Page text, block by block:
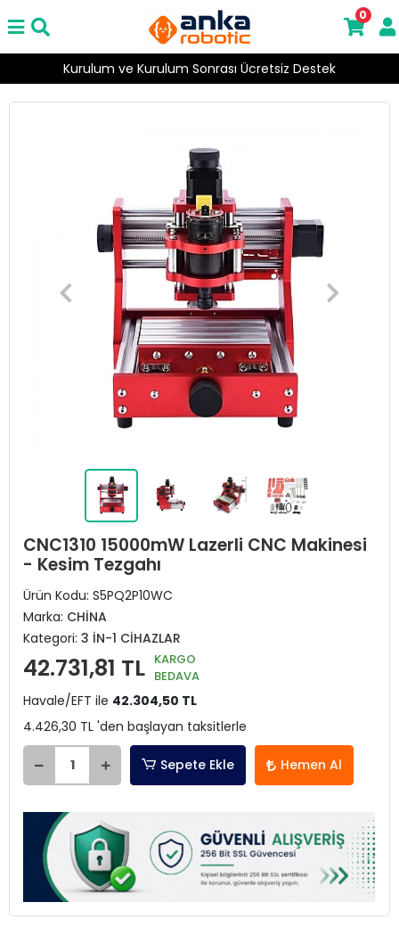
Kurulum ve Kurulum Sonrası Ücretsiz Destek
0
CNC1310 15000mW Lazerli CNC Makinesi
- Kesim Tezgahı
Ürün Kodu: S5PQ2P10WC
Marka: CHİNA
Kategori: 3 İN-1 CİHAZLAR
42.731,81 TL KARGO
BEDAVA
Havale/EFT ile 42.304,50 TL
4.426,30 TL 'den başlayan taksitlerle
Sepete Ekle Hemen Al